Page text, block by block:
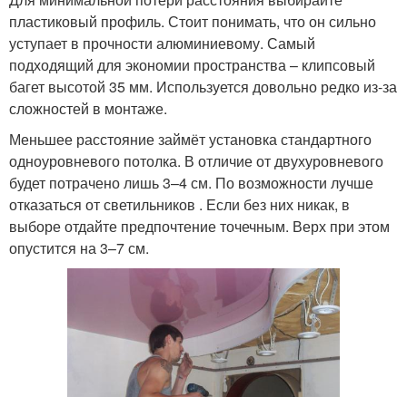
пластиковый профиль. Стоит понимать, что он сильно
уступает в прочности алюминиевому. Самый
подходящий для экономии пространства – клипсовый
багет высотой 35 мм. Используется довольно редко из-за
сложностей в монтаже.
Меньшее расстояние займёт установка стандартного
одноуровневого потолка. В отличие от двухуровневого
будет потрачено лишь 3–4 см. По возможности лучше
отказаться от светильников . Если без них никак, в
выборе отдайте предпочтение точечным. Верх при этом
опустится на 3–7 см.